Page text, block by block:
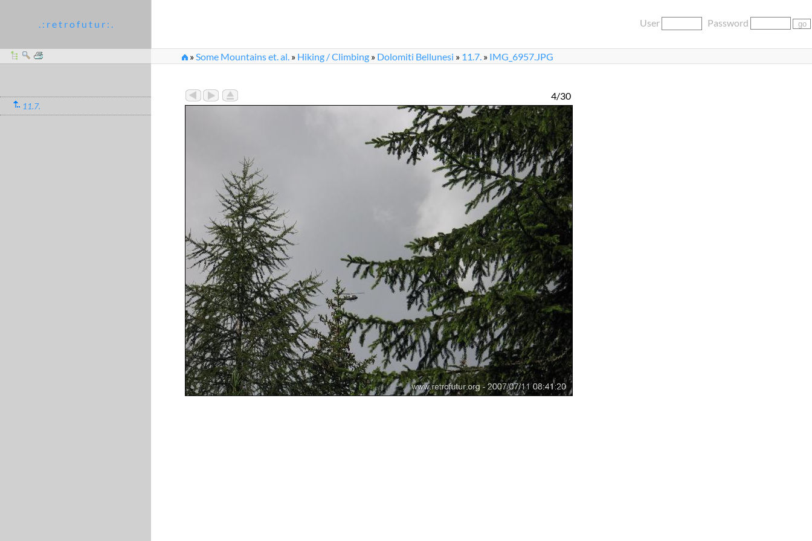
. : r e t r o f u t u r : . User Password
»Some Mountains et. al. » Hiking / Climbing » Dolomiti Bellunesi » 11.7. » IMG_6957.JPG
11.7.
4/30